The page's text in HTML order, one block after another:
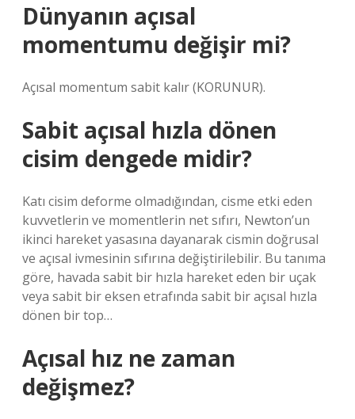
Dünyanın açısal
momentumu değişir mi?
Açısal momentum sabit kalır (KORUNUR).
Sabit açısal hızla dönen
cisim dengede midir?
Katı cisim deforme olmadığından, cisme etki eden
kuvvetlerin ve momentlerin net sıfırı, Newton’un
ikinci hareket yasasına dayanarak cismin doğrusal
ve açısal ivmesinin sıfırına değiştirilebilir. Bu tanıma
göre, havada sabit bir hızla hareket eden bir uçak
veya sabit bir eksen etrafında sabit bir açısal hızla
dönen bir top…
Açısal hız ne zaman
değişmez?